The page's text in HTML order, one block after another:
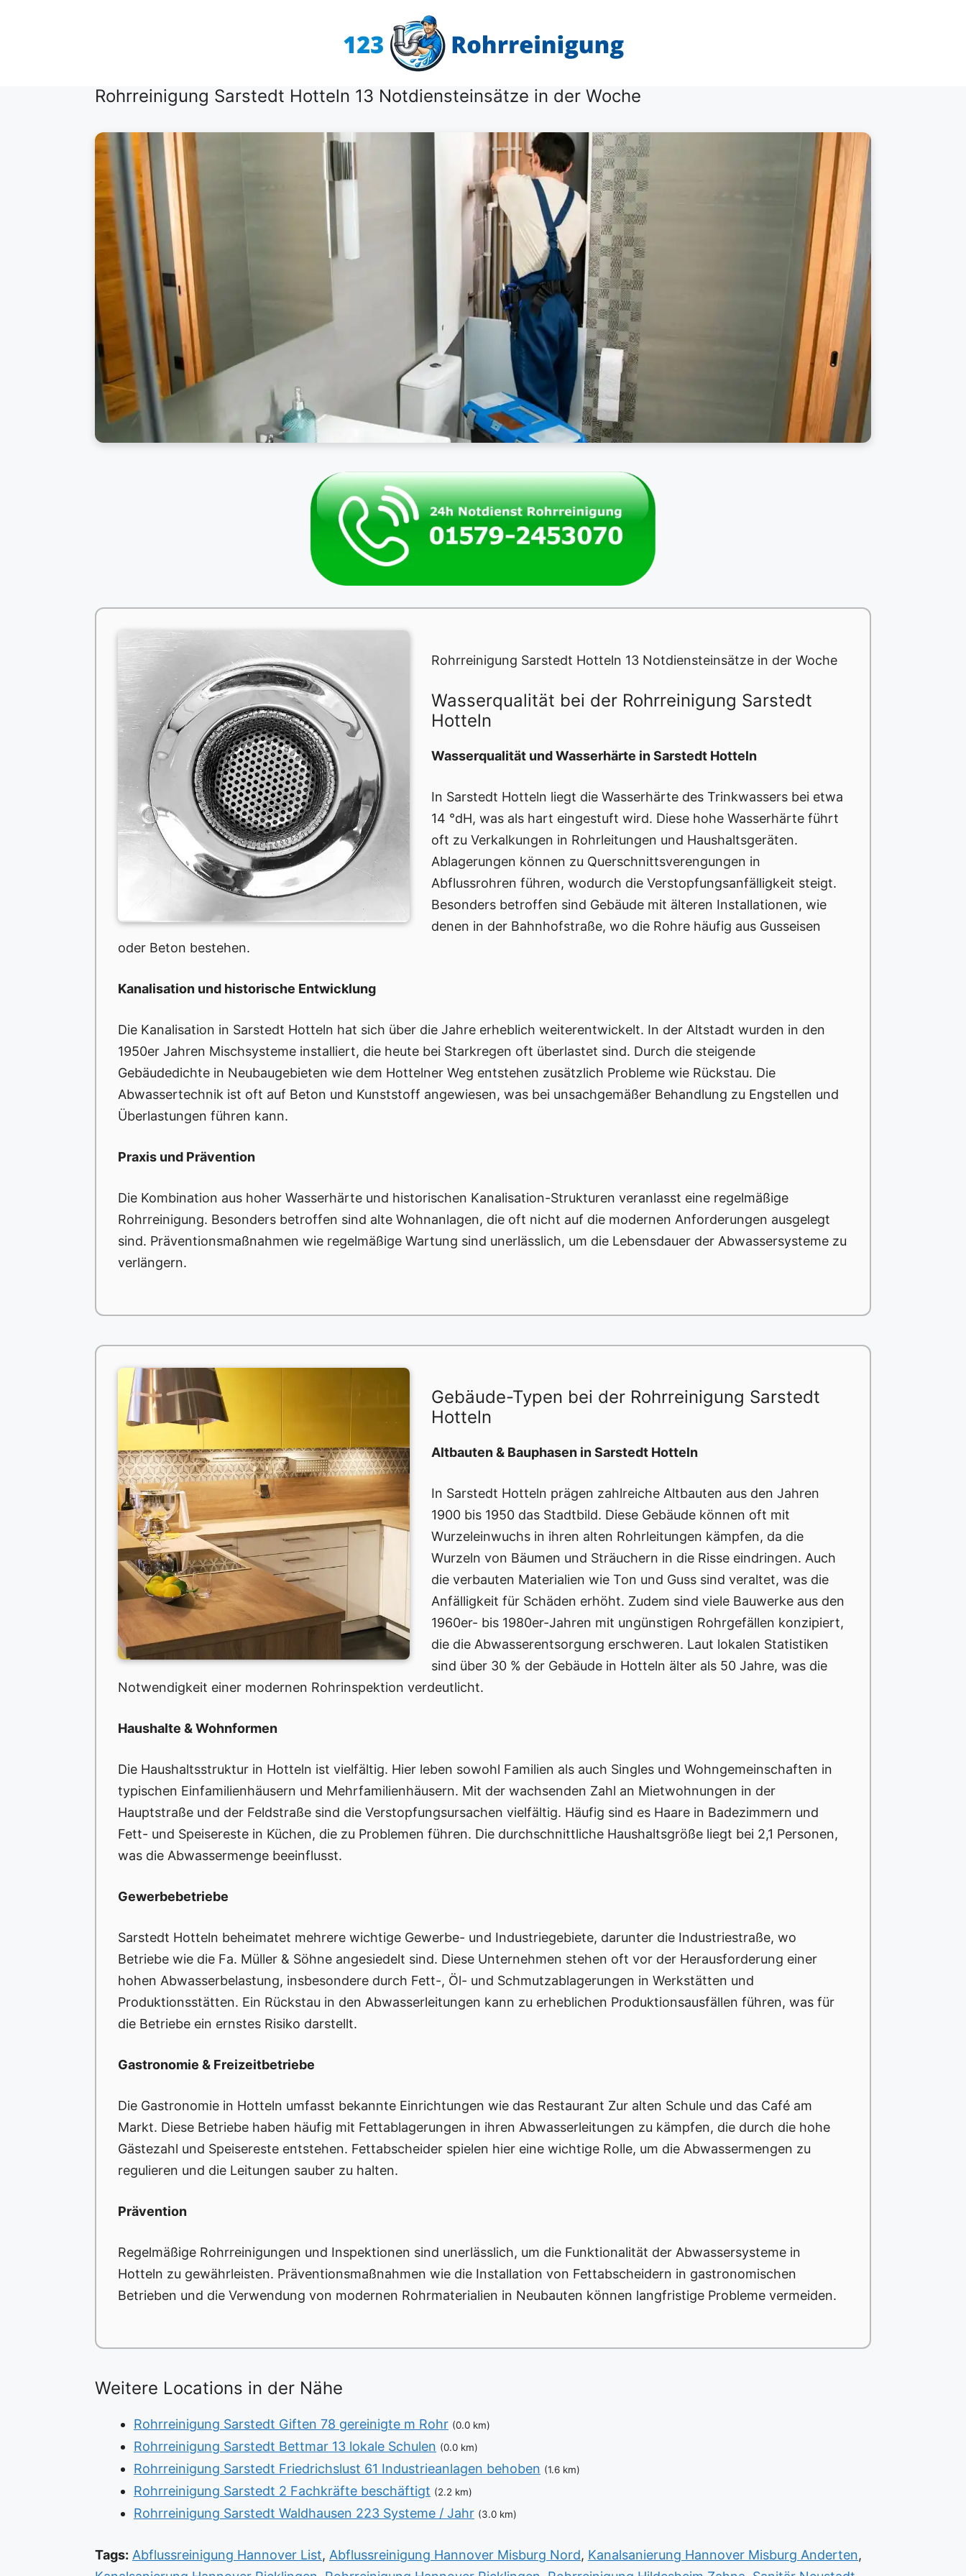
Rohrreinigung Sarstedt Hotteln 13 Notdiensteinsätze in der Woche
Rohrreinigung Sarstedt Hotteln 13 Notdiensteinsätze in der Woche
Wasserqualität bei der Rohrreinigung Sarstedt
Hotteln
Wasserqualität und Wasserhärte in Sarstedt Hotteln
In Sarstedt Hotteln liegt die Wasserhärte des Trinkwassers bei etwa
14 °dH, was als hart eingestuft wird. Diese hohe Wasserhärte führt
oft zu Verkalkungen in Rohrleitungen und Haushaltsgeräten.
Ablagerungen können zu Querschnittsverengungen in
Abflussrohren führen, wodurch die Verstopfungsanfälligkeit steigt.
Besonders betroffen sind Gebäude mit älteren Installationen, wie
denen in der Bahnhofstraße, wo die Rohre häufig aus Gusseisen
oder Beton bestehen.
Kanalisation und historische Entwicklung
Die Kanalisation in Sarstedt Hotteln hat sich über die Jahre erheblich weiterentwickelt. In der Altstadt wurden in den
1950er Jahren Mischsysteme installiert, die heute bei Starkregen oft überlastet sind. Durch die steigende
Gebäudedichte in Neubaugebieten wie dem Hottelner Weg entstehen zusätzlich Probleme wie Rückstau. Die
Abwassertechnik ist oft auf Beton und Kunststoff angewiesen, was bei unsachgemäßer Behandlung zu Engstellen und
Überlastungen führen kann.
Praxis und Prävention
Die Kombination aus hoher Wasserhärte und historischen Kanalisation-Strukturen veranlasst eine regelmäßige
Rohrreinigung. Besonders betroffen sind alte Wohnanlagen, die oft nicht auf die modernen Anforderungen ausgelegt
sind. Präventionsmaßnahmen wie regelmäßige Wartung sind unerlässlich, um die Lebensdauer der Abwassersysteme zu
verlängern.
Gebäude-Typen bei der Rohrreinigung Sarstedt
Hotteln
Altbauten & Bauphasen in Sarstedt Hotteln
In Sarstedt Hotteln prägen zahlreiche Altbauten aus den Jahren
1900 bis 1950 das Stadtbild. Diese Gebäude können oft mit
Wurzeleinwuchs in ihren alten Rohrleitungen kämpfen, da die
Wurzeln von Bäumen und Sträuchern in die Risse eindringen. Auch
die verbauten Materialien wie Ton und Guss sind veraltet, was die
Anfälligkeit für Schäden erhöht. Zudem sind viele Bauwerke aus den
1960er- bis 1980er-Jahren mit ungünstigen Rohrgefällen konzipiert,
die die Abwasserentsorgung erschweren. Laut lokalen Statistiken
sind über 30 % der Gebäude in Hotteln älter als 50 Jahre, was die
Notwendigkeit einer modernen Rohrinspektion verdeutlicht.
Haushalte & Wohnformen
Die Haushaltsstruktur in Hotteln ist vielfältig. Hier leben sowohl Familien als auch Singles und Wohngemeinschaften in
typischen Einfamilienhäusern und Mehrfamilienhäusern. Mit der wachsenden Zahl an Mietwohnungen in der
Hauptstraße und der Feldstraße sind die Verstopfungsursachen vielfältig. Häufig sind es Haare in Badezimmern und
Fett- und Speisereste in Küchen, die zu Problemen führen. Die durchschnittliche Haushaltsgröße liegt bei 2,1 Personen,
was die Abwassermenge beeinflusst.
Gewerbebetriebe
Sarstedt Hotteln beheimatet mehrere wichtige Gewerbe- und Industriegebiete, darunter die Industriestraße, wo
Betriebe wie die Fa. Müller & Söhne angesiedelt sind. Diese Unternehmen stehen oft vor der Herausforderung einer
hohen Abwasserbelastung, insbesondere durch Fett-, Öl- und Schmutzablagerungen in Werkstätten und
Produktionsstätten. Ein Rückstau in den Abwasserleitungen kann zu erheblichen Produktionsausfällen führen, was für
die Betriebe ein ernstes Risiko darstellt.
Gastronomie & Freizeitbetriebe
Die Gastronomie in Hotteln umfasst bekannte Einrichtungen wie das Restaurant Zur alten Schule und das Café am
Markt. Diese Betriebe haben häufig mit Fettablagerungen in ihren Abwasserleitungen zu kämpfen, die durch die hohe
Gästezahl und Speisereste entstehen. Fettabscheider spielen hier eine wichtige Rolle, um die Abwassermengen zu
regulieren und die Leitungen sauber zu halten.
Prävention
Regelmäßige Rohrreinigungen und Inspektionen sind unerlässlich, um die Funktionalität der Abwassersysteme in
Hotteln zu gewährleisten. Präventionsmaßnahmen wie die Installation von Fettabscheidern in gastronomischen
Betrieben und die Verwendung von modernen Rohrmaterialien in Neubauten können langfristige Probleme vermeiden.
Weitere Locations in der Nähe
Rohrreinigung Sarstedt Giften 78 gereinigte m Rohr (0.0 km)
Rohrreinigung Sarstedt Bettmar 13 lokale Schulen (0.0 km)
Rohrreinigung Sarstedt Friedrichslust 61 Industrieanlagen behoben (1.6 km)
Rohrreinigung Sarstedt 2 Fachkräfte beschäftigt (2.2 km)
Rohrreinigung Sarstedt Waldhausen 223 Systeme / Jahr (3.0 km)
Tags: Abflussreinigung Hannover List, Abflussreinigung Hannover Misburg Nord, Kanalsanierung Hannover Misburg Anderten,